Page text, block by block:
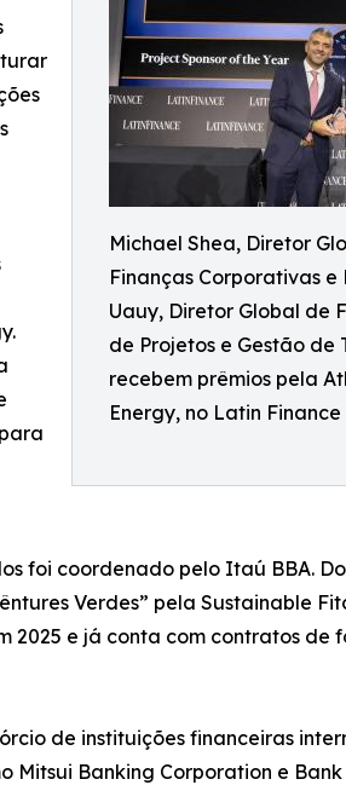
Michael Shea, Diretor
Finanças Corporativas e
Uauy, Diretor Global de
de Projetos e Gestão de
recebem prêmios pela
Energy, no Latin Finance
foi coordenado pelo Itaú BBA.
Verdes” pela Sustainable
e já conta com contratos de
de instituições financeiras
Mitsui Banking Corporation e